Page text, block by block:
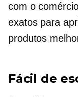
com o
exatos para
produtos
Fácil de